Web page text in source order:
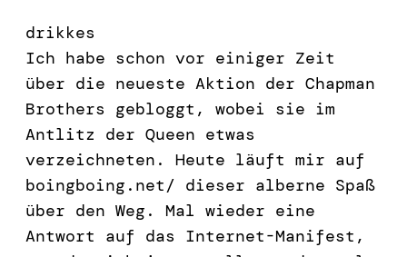
drikkes
Ich habe schon vor einiger Zeit
über die neueste Aktion der Chapman
Brothers gebloggt, wobei sie im
Antlitz der Queen etwas
verzeichneten. Heute läuft mir auf
boingboing.net/ dieser alberne Spaß
über den Weg. Mal wieder eine
Antwort auf das Internet-Manifest,